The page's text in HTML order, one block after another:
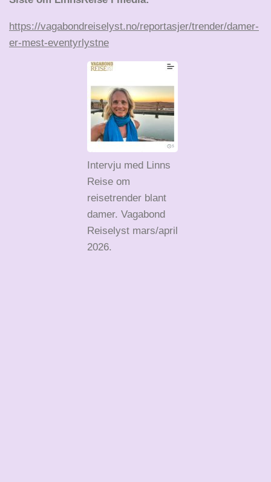
https://vagabondreiselyst.no/reportasjer/trender/damer-
er-mest-eventyrlystne
Intervju med Linns
Reise om
reisetrender blant
damer. Vagabond
Reiselyst mars/april
2026.